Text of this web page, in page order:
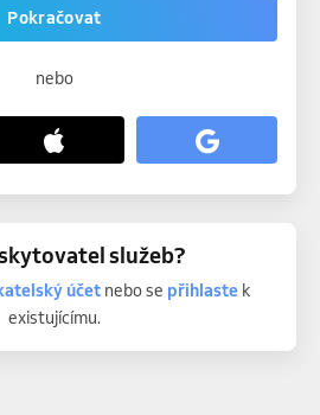
Pokračovat
nebo
služeb?
účetnebo se přihlastek
existujícímu.